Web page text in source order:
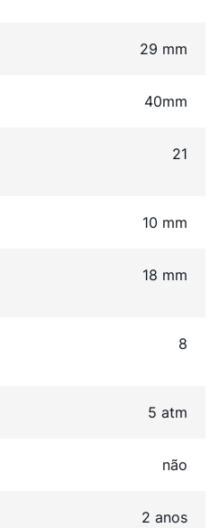
29 mm
40mm
21
10 mm
18 mm
8
5 atm
não
2 anos